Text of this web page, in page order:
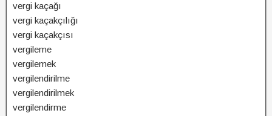
vergi kaçağı
vergi kaçakçılığı
vergi kaçakçısı
vergileme
vergilemek
vergilendirilme
vergilendirilmek
vergilendirme